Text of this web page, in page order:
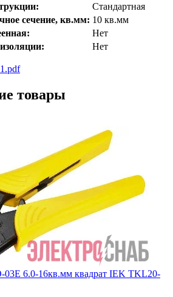
Стандартная
сечение, кв.мм: 10 кв.мм
Нет
Нет
товары
6.0-16кв.мм квадрат IEK TKL20-